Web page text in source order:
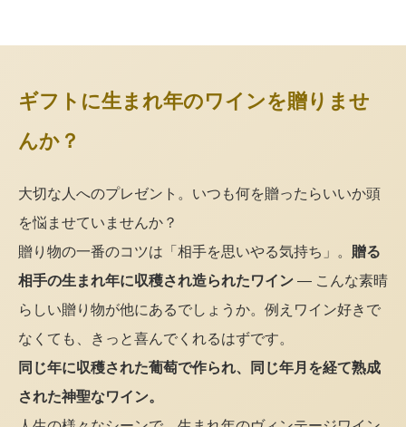
ギフトに生まれ年のワインを贈りませ
んか？
大切な人へのプレゼント。いつも何を贈ったらいいか頭
を悩ませていませんか？
贈り物の一番のコツは「相手を思いやる気持ち」。 贈る
相手の生まれ年に収穫され造られたワイン — こんな素晴
らしい贈り物が他にあるでしょうか。例えワイン好きで
なくても、きっと喜んでくれるはずです。
同じ年に収穫された葡萄で作られ、同じ年月を経て熟成
された神聖なワイン。